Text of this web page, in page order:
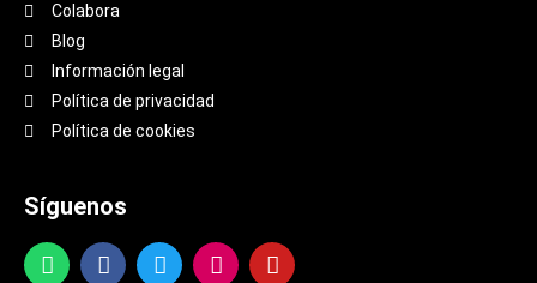
Colabora
Blog
Información legal
Política de privacidad
Política de cookies
Síguenos